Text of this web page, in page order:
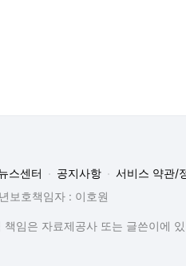
스센터 공지사항
서비스 약관/
보호책임자 : 이호원
임은 자료제공사 또는 글쓴이에